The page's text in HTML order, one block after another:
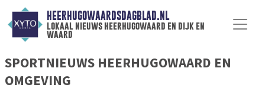
HEERHUGOWAARDSDAGBLAD.NL
lokaal nieuws heerhugowaard en dijk en
waard
SPORTNIEUWS HEERHUGOWAARD EN
OMGEVING